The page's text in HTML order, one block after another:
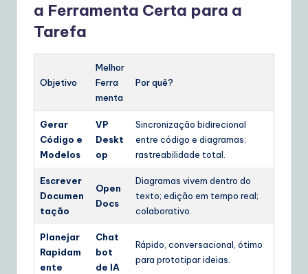
a Ferramenta Certa para a
Tarefa
Objetivo
Melhor
Ferra
menta
Por quê?
Gerar
Código e
Modelos
VP
Deskt
op
Sincronização bidirecional
entre código e diagramas;
rastreabilidade total.
Escrever
Documen
tação
Open
Docs
Diagramas vivem dentro do
texto; edição em tempo real;
colaborativo.
Planejar
Rapidam
ente
Chat
bot
de IA
Rápido, conversacional, ótimo
para prototipar ideias.